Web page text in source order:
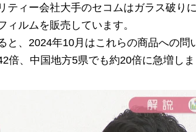
ティー会社大手のセコムはガラス破り
ィルムを販売しています。
、2024年10月はこれらの商品への問
倍、中国地方5県でも約20倍に急増しま